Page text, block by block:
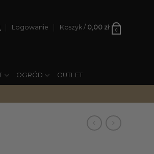
Logowanie Koszyk / 0,00 zł 0
OGRÓD OUTLET